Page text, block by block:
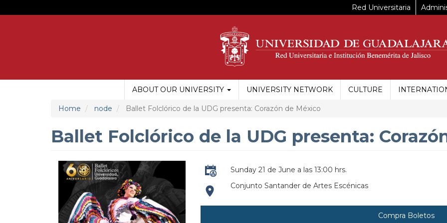
to
Red Universitaria
MAIN
MENU
UDG
ABOUT OUR UNIVERSITY UNIVERSITY NETWORK CULTURE
Home node Ballet Folclórico de la UDG presenta: Corazón de México
Ballet Folclórico de la UDG presenta:
Sunday 21 de June a las 13:00 hrs.
Conjunto Santander de Artes Escénicas
Compra Boletos